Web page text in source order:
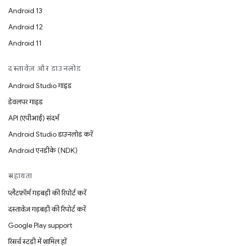
Android 13
Android 12
Android 11
दस्तावेज़ और डाउनलोड
Android Studio गाइड
डेवलपर गाइड
API (एपीआई) संदर्भ
Android Studio डाउनलोड करें
Android एनडीके (NDK)
सहायता
प्लैटफ़ॉर्म गड़बड़ी की रिपोर्ट करें
दस्तावेज़ गड़बड़ी की रिपोर्ट करें
Google Play support
रिसर्च स्टडी में शामिल हों